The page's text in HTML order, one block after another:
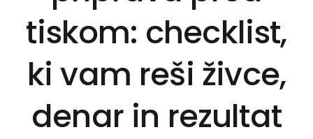
tiskom: checklist,
ki vam reši živce,
denar in rezultat